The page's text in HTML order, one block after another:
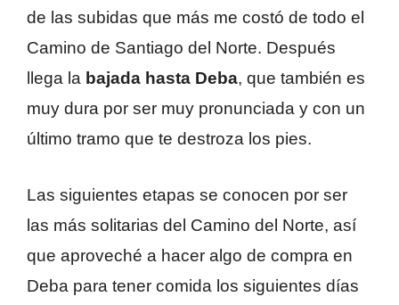
de las subidas que más me costó de todo el
Camino de Santiago del Norte. Después
llega la bajada hasta Deba, que también es
muy dura por ser muy pronunciada y con un
último tramo que te destroza los pies.
Las siguientes etapas se conocen por ser
las más solitarias del Camino del Norte, así
que aproveché a hacer algo de compra en
Deba para tener comida los siguientes días